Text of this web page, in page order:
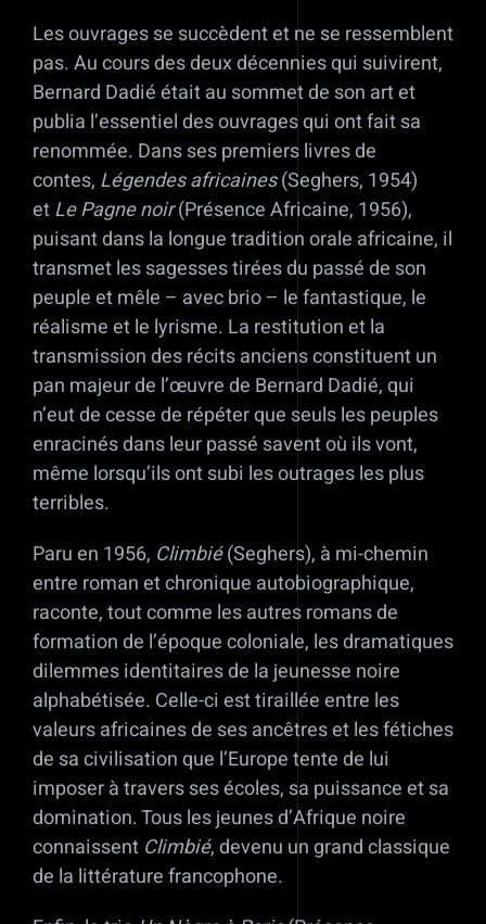
Les ouvrages se succèdent et ne se ressemblent
pas. Au cours des deux décennies qui suivirent,
Bernard Dadié était au sommet de son art et
publia l’essentiel des ouvrages qui ont fait sa
renommée. Dans ses premiers livres de
contes, Légendes africaines(Seghers, 1954)
etLe Pagne noir(Présence Africaine, 1956),
puisant dans la longue tradition orale africaine, il
transmet les sagesses tirées du passé de son
peuple et mêle – avec brio – le fantastique, le
réalisme et le lyrisme. La restitution et la
transmission des récits anciens constituent un
pan majeur de l’œuvre de Bernard Dadié, qui
n’eut de cesse de répéter que seuls les peuples
enracinés dans leur passé savent où ils vont,
même lorsqu’ils ont subi les outrages les plus
terribles.
Paru en 1956, Climbié(Seghers), à mi-chemin
entre roman et chronique autobiographique,
raconte, tout comme les autres romans de
formation de l’époque coloniale, les dramatiques
dilemmes identitaires de la jeunesse noire
alphabétisée. Celle-ci est tiraillée entre les
valeurs africaines de ses ancêtres et les fétiches
de sa civilisation que l’Europe tente de lui
imposer à travers ses écoles, sa puissance et sa
domination. Tous les jeunes d’Afrique noire
connaissent Climbié, devenu un grand classique
de la littérature francophone.